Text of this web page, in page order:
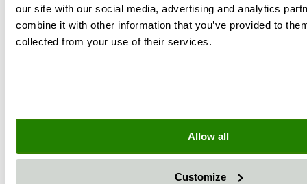
our site with our social media, advertising and analytics
combine it with other information that you’ve provided to
collected from your use of their services.
Allow all
Customize